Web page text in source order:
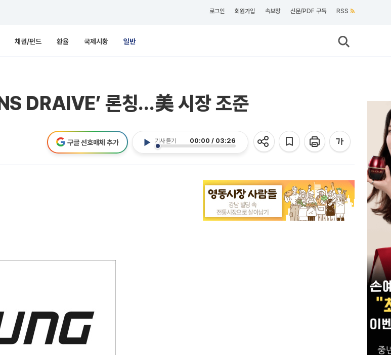
로그인 회원가입 속보창 신문/PDF 구독 RSS
채권/펀드 환율 국제시황 일반
DRAIVE’ 론칭…美 시장 조준
기사 듣기 00:00 / 03:26
구글 선호매체 추가